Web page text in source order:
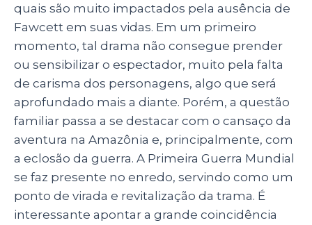
quais são muito impactados pela ausência de
Fawcett em suas vidas. Em um primeiro
momento, tal drama não consegue prender
ou sensibilizar o espectador, muito pela falta
de carisma dos personagens, algo que será
aprofundado mais a diante. Porém, a questão
familiar passa a se destacar com o cansaço da
aventura na Amazônia e, principalmente, com
a eclosão da guerra. A Primeira Guerra Mundial
se faz presente no enredo, servindo como um
ponto de virada e revitalização da trama. É
interessante apontar a grande coincidência